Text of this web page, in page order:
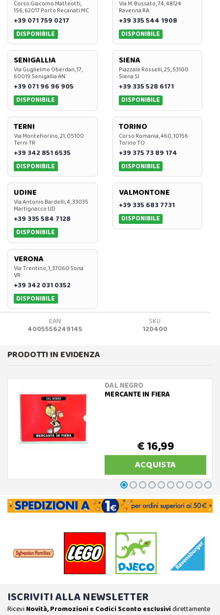
Corso Giacomo Matteotti,
156, 62017 Porto Recanati MC
+39 071 759 0217
DISPONIBILE
Via M. Bussato, 74, 48124
Ravenna RA
+39 335 544 1908
DISPONIBILE
SENIGALLIA
Via Guglielmo Oberdan, 17,
60019 Senigallia AN
+39 071 96 96 905
DISPONIBILE
SIENA
Piazzale Rosselli, 25, 53100
Siena SI
+39 335 528 6171
DISPONIBILE
TERNI
Via Montefiorino, 21, 05100
Terni TR
+39 342 851 6535
DISPONIBILE
TORINO
Corso Romania, 460, 10156
Torino TO
+39 375 73 89 174
DISPONIBILE
UDINE
Via Antonio Bardelli, 4, 33035
Martignacco UD
+39 335 584 7128
DISPONIBILE
VALMONTONE
+39 335 683 7731
DISPONIBILE
VERONA
Via Trentino, 1, 37060 Sona
VR
+39 342 031 0352
DISPONIBILE
EAN
4005556249145
SKU
120400
PRODOTTI IN EVIDENZA
DAL NEGRO
MERCANTE IN FIERA
€ 16,99
ACQUISTA
ISCRIVITI ALLA NEWSLETTER
Ricevi Novità, Promozioni e Codici Sconto esclusividirettamente